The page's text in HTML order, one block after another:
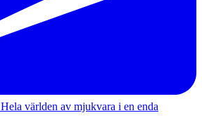
Hela världen av mjukvara i en enda